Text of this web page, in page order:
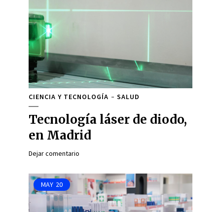
CIENCIA Y TECNOLOGÍA SALUD
Tecnología láser de diodo,
en Madrid
Dejar comentario
MAY 20